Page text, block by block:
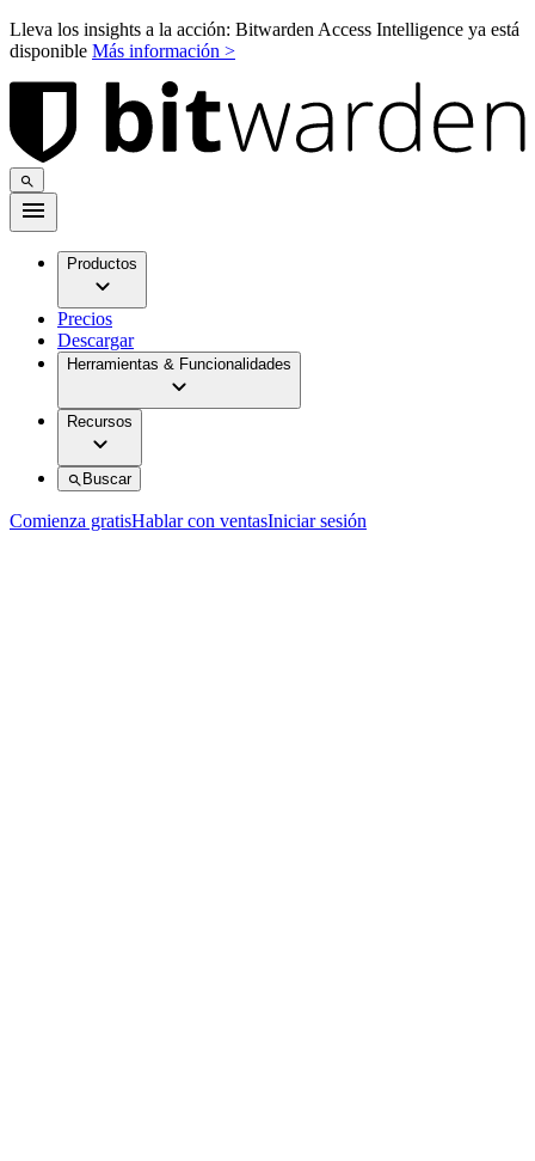
Lleva los insights a la acción: Bitwarden Access Intelligence ya está
disponible Más información >
Productos
Precios
Descargar
Herramientas & Funcionalidades
Recursos
Buscar
Comienza gratisHablar con ventasIniciar sesión